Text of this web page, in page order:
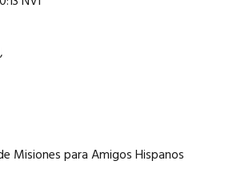
Misiones para Amigos Hispanos